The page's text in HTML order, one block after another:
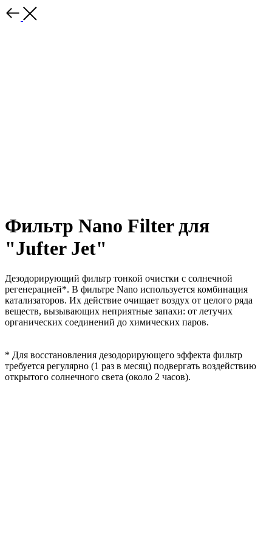
Фильтр Nano Filter для
"Jufter Jet"
Дезодорирующий фильтр тонкой очистки с солнечной
регенерацией*. В фильтре Nano используется комбинация
катализаторов. Их действие очищает воздух от целого ряда
веществ, вызывающих неприятные запахи: от летучих
органических соединений до химических паров.
* Для восстановления дезодорирующего эффекта фильтр
требуется регулярно (1 раз в месяц) подвергать воздействию
открытого солнечного света (около 2 часов).